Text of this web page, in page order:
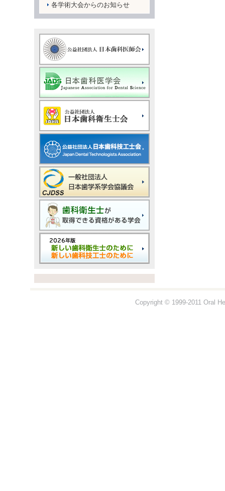
各学術大会からのお知らせ
Copyright © 1999-2011 Oral